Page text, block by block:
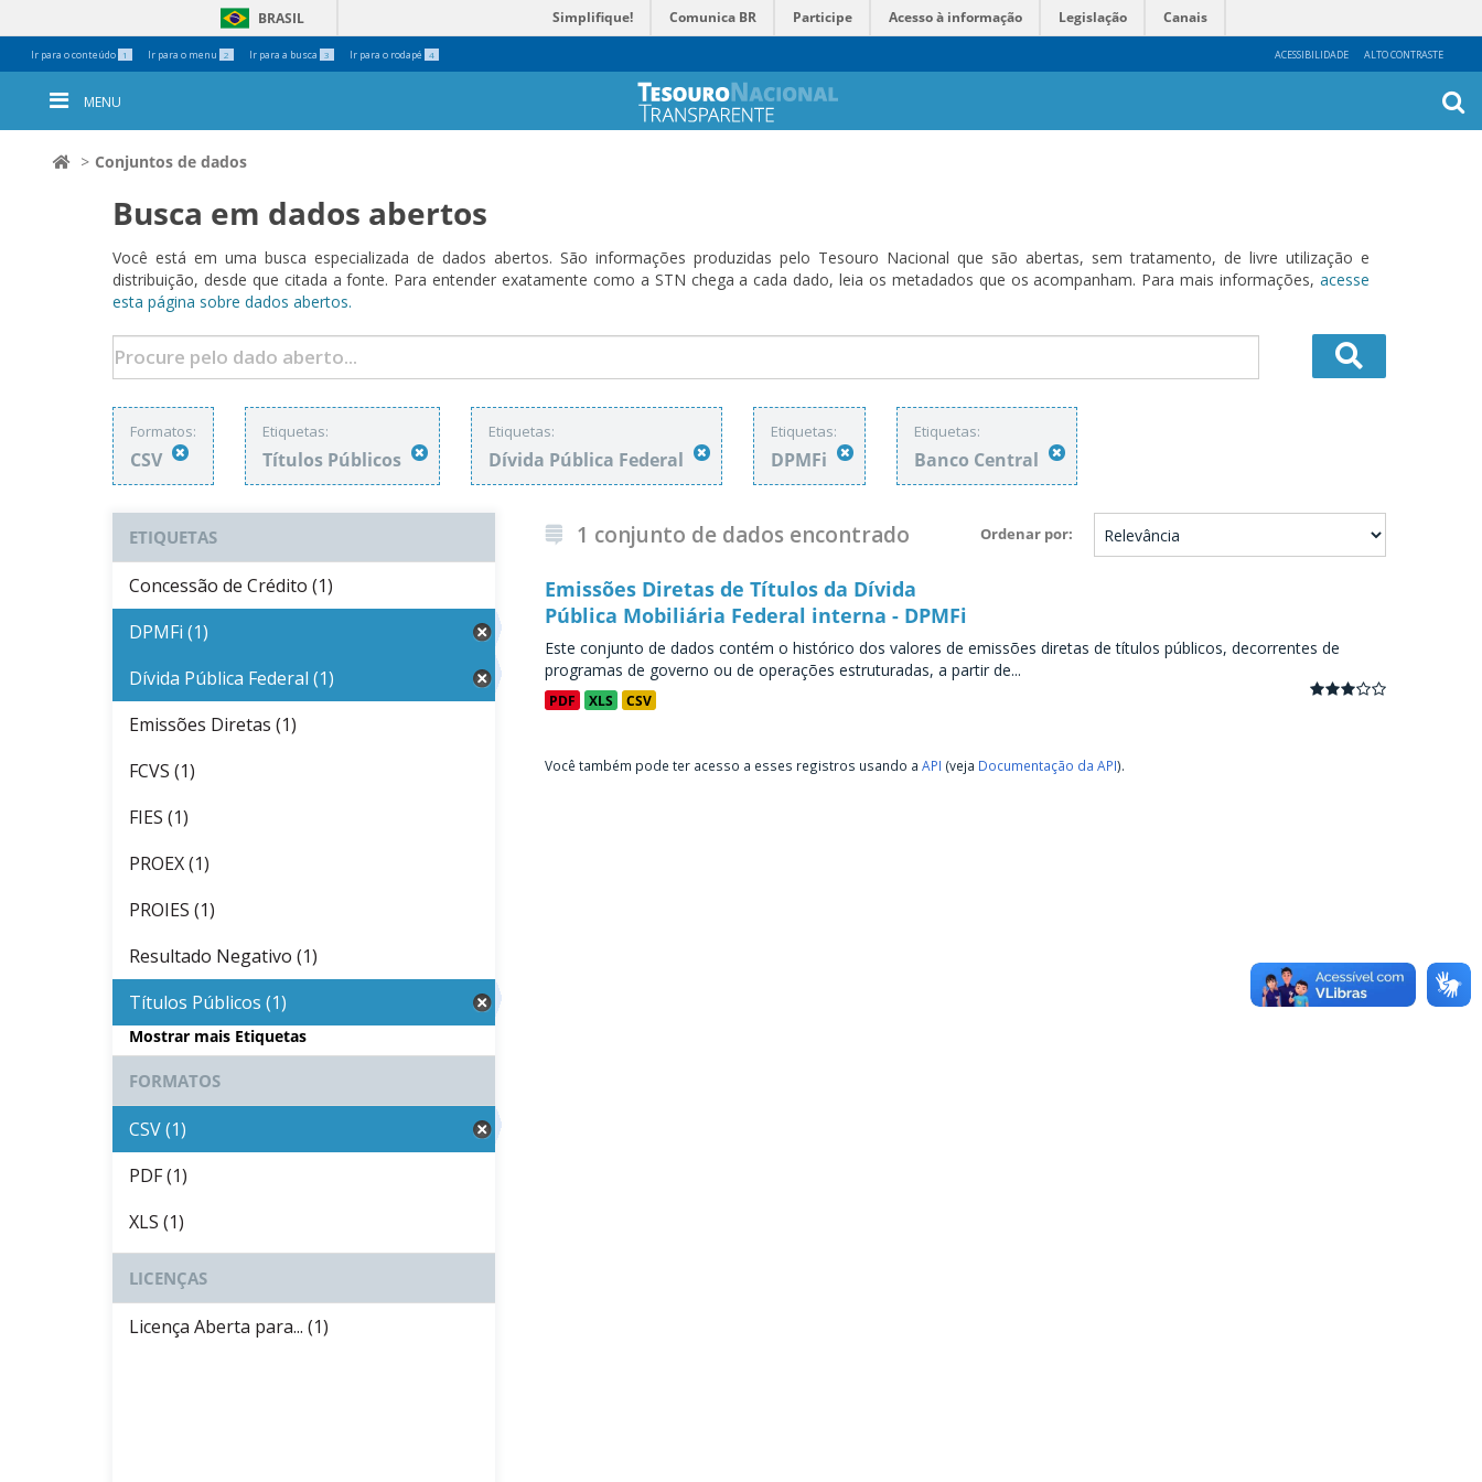
Ir para o conteúdo 1 Ir para o menu 2 Ir para a busca 3 Ir para o rodapé 4 ACESSIBILIDADE ALTO CONTRASTE
BRASIL Simplifique! Comunica BR Participe Acesso à informação Legislação Canais
Ferramentas
Pessoais
MENU
Conjuntos de dados
Busca em dados abertos
Você está em uma busca especializada de dados abertos. São informações produzidas pelo Tesouro Nacional que são abertas, sem tratamento, de livre utilização e
distribuição, desde que citada a fonte. Para entender exatamente como a STN chega a cada dado, leia os metadados que os acompanham. Para mais informações, acesse
esta página sobre dados abertos.
Formatos:
CSV
Etiquetas:
Títulos Públicos
Etiquetas:
Dívida Pública Federal
Etiquetas:
DPMFi
Etiquetas:
Banco Central
Ordenar por
1 conjunto de dados encontrado
Emissões Diretas de Títulos da Dívida
Pública Mobiliária Federal interna - DPMFi
Este conjunto de dados contém o histórico dos valores de emissões diretas de títulos públicos, decorrentes de
programas de governo ou de operações estruturadas, a partir de...
PDF XLS CSV
Você também pode ter acesso a esses registros usando a API (veja Documentação da API).
ETIQUETAS
Concessão de Crédito (1)
DPMFi (1)
Dívida Pública Federal (1)
Emissões Diretas (1)
FCVS (1)
FIES (1)
PROEX (1)
PROIES (1)
Resultado Negativo (1)
Títulos Públicos (1)
Mostrar mais Etiquetas
FORMATOS
CSV (1)
PDF (1)
XLS (1)
LICENÇAS
Licença Aberta para... (1)